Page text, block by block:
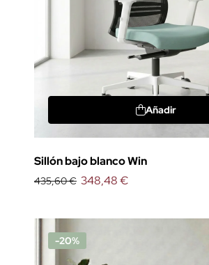
Añadir
Sillón bajo blanco Win
435,60 € 348,48 €
-20%